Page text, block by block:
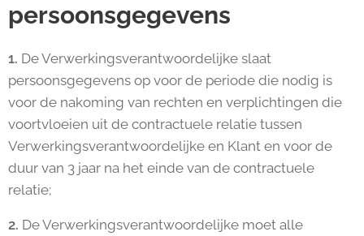
persoonsgegevens
1. De Verwerkingsverantwoordelijke slaat
persoonsgegevens op voor de periode die nodig is
voor de nakoming van rechten en verplichtingen die
voortvloeien uit de contractuele relatie tussen
Verwerkingsverantwoordelijke en Klant en voor de
duur van 3 jaar na het einde van de contractuele
relatie;
2. De Verwerkingsverantwoordelijke moet alle